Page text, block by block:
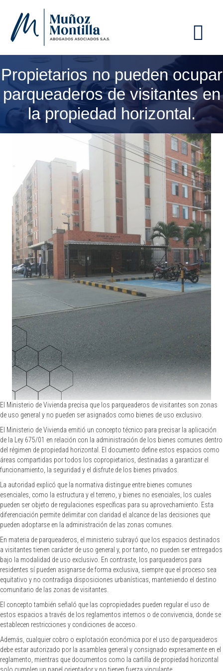
Propietarios no pueden ocupar
parqueaderos de visitantes en
la propiedad horizontal.
El Ministerio de Vivienda precisa que los parqueaderos de visitantes son zonas
de uso general y no pueden ser asignados como bienes de uso exclusivo.
El Ministerio de Vivienda emitió un concepto técnico para precisar la aplicación
de la Ley 675/01 en relación con la administración de los bienes comunes dentro
del régimen de propiedad horizontal. El documento define estos espacios como
áreas compartidas por todos los copropietarios, destinadas a garantizar el
funcionamiento, la seguridad y el disfrute de los bienes privados.
La autoridad explicó que la normativa distingue entre bienes comunes
esenciales, como la estructura y el terreno, y bienes no esenciales, los cuales
pueden ser objeto de regulaciones específicas para su aprovechamiento. Esta
diferenciación permite delimitar con claridad el alcance de las decisiones que
pueden adoptarse en la administración de las zonas comunes.
En materia de parqueaderos, el ministerio subrayó que los espacios destinados
a visitantes tienen carácter de uso general y, por tanto, no pueden ser entregados
bajo la modalidad de uso exclusivo. En contraste, los parqueaderos para
residentes sí pueden asignarse de forma exclusiva, siempre que el proceso sea
equitativo y no contradiga disposiciones urbanísticas, manteniendo el destino
comunitario de las zonas de visitantes.
El concepto también señaló que las copropiedades pueden regular el uso de
estos espacios a través de los reglamentos internos o de convivencia, donde se
establecen restricciones y condiciones de acceso.
Además, cualquier cobro o explotación económica por el uso de parqueaderos
debe estar autorizado por la asamblea general y consignado expresamente en el
reglamento, mientras que documentos como la cartilla de propiedad horizontal
solo cumplen un papel orientador y no tienen fuerza vinculante.